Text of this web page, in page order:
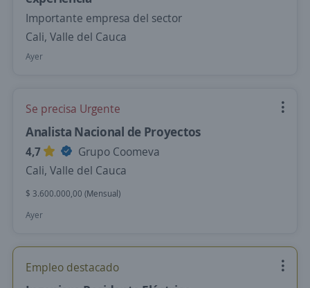
Importante empresa del sector
Cali, Valle del Cauca
Ayer
Se precisa Urgente
Analista Nacional de Proyectos
4,7
Grupo Coomeva
Cali, Valle del Cauca
$ 3.600.000,00 (Mensual)
Ayer
Empleo destacado